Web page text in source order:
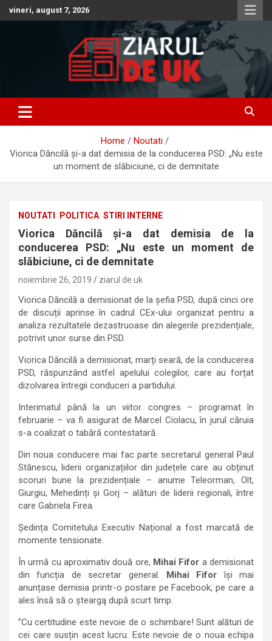
Skip
to
vineri, august 7, 2026
Anunturi UK – Stiri UK – Ziarul
de UK – Ziar Romanesc UK –
Informatii Utile
Anunturi – Stiri – Informatii Utile
Home
Noutati
Viorica Dăncilă și-a dat demisia de la conducerea PSD: „Nu este
un moment de slăbiciune, ci de demnitate
NOUTATI POLITICA STIRI INTERNE
Viorica Dăncilă și-a dat demisia de la
conducerea PSD: „Nu este un moment de
slăbiciune, ci de demnitate
noiembrie 26, 2019 ziarul de uk
Viorica Dăncilă a demisionat de la șefia PSD, după cinci ore
de discuții aprinse în cadrul CEx-ului organizat pentru a
analiza rezultatele dezastruoase din alegerile prezidențiale,
potrivit unor surse din PSD.
Viorica Dăncilă a demisionat, marți seară, de la conducerea
PSD, răspunzând astfel apelului colegilor, care au forțat
dizolvarea întregii conduceri a partidului.
Interimatul până la un viitor congres – programat în
februarie – va fi asigurat de Marcel Ciolacu, în jurul căruia
s-a coalizat o tabără contestatară.
Din noua conducere mai fac parte secretarul general Paul
Stănescu, liderii organizațiilor din județele care au obținut
scoruri bune la prezidențiale – anume Teleorman, Olt,
Giurgiu, Mehedinți și Gorj – alături de liderii regionali, între
care Gabriela Firea.
Ședința Comitetului Executiv Național a fost marcată de
momente tensionate.
În urmă cu aproximativ două ore, Mihai Fifor a demisionat
din funcția de secretar general. Mihai Fifor își mai
anunțase demisia printr-o postare pe Facebook, pe care a
ales însă să o şteargą după scurt timp.
”Cu certitudine este nevoie de o schimbare! Sunt alături de
cei care susțin acest lucru. Este nevoie de o noua echipa